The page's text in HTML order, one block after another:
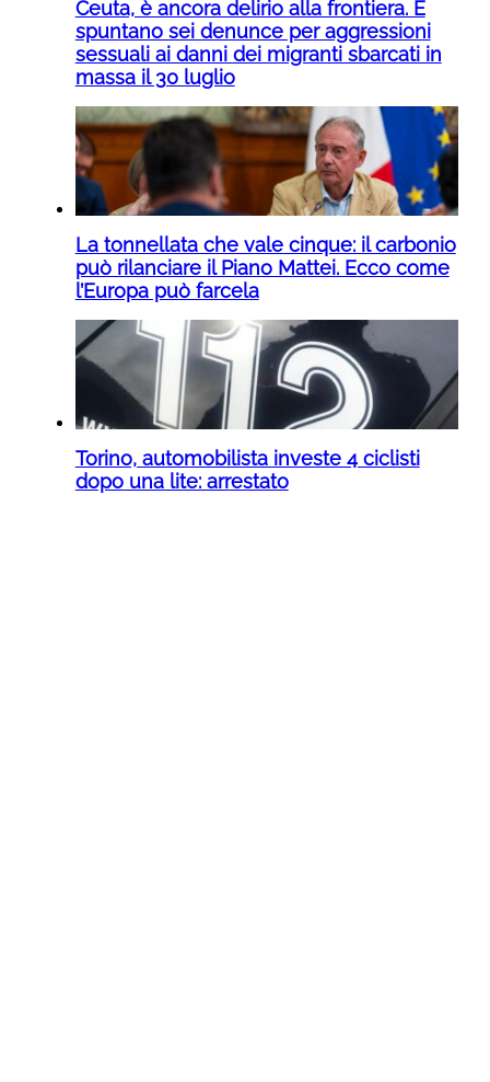
Ceuta, è ancora delirio alla frontiera. E
spuntano sei denunce per aggressioni
sessuali ai danni dei migranti sbarcati in
massa il 30 luglio
La tonnellata che vale cinque: il carbonio
può rilanciare il Piano Mattei. Ecco come
l’Europa può farcela
Torino, automobilista investe 4 ciclisti
dopo una lite: arrestato